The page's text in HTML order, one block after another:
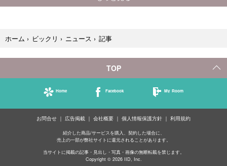
ホーム › ビックリ › ニュース › 記事
TOP
Home Facebook My Room
お問合せ 広告掲載 会社概要 個人情報保護方針 利用規約
紹介した商品/サービスを購入、契約した場合に、
売上の一部が弊社サイトに還元されることがあります。
当サイトに掲載の記事・見出し・写真・画像の無断転載を禁じます。
Copyright © 2026 IID, Inc.